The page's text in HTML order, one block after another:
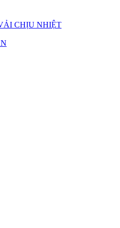
CHỊU NHIỆT